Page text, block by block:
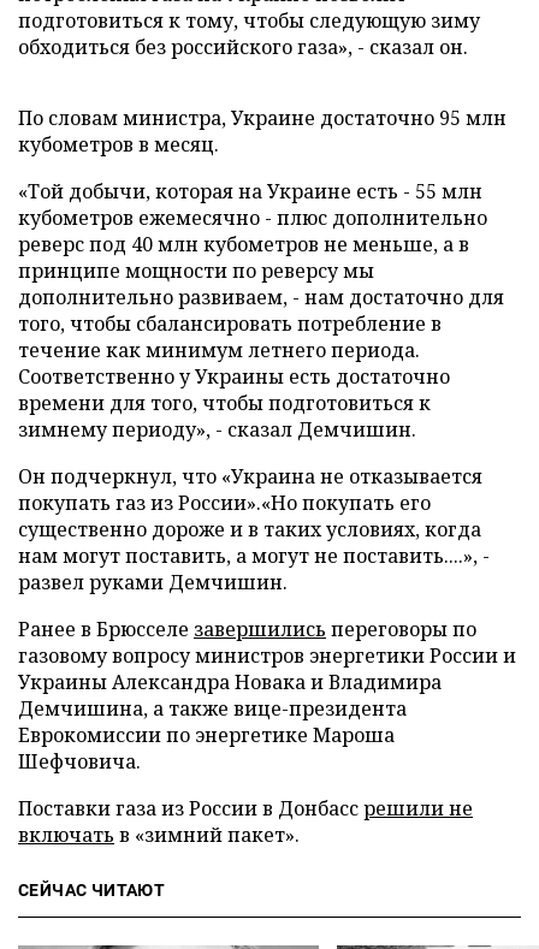
подготовиться к тому, чтобы следующую зиму
обходиться без российского газа», - сказал он.
По словам министра, Украине достаточно 95 млн
кубометров в месяц.
«Той добычи, которая на Украине есть - 55 млн
кубометров ежемесячно - плюс дополнительно
реверс под 40 млн кубометров не меньше, а в
принципе мощности по реверсу мы
дополнительно развиваем, - нам достаточно для
того, чтобы сбалансировать потребление в
течение как минимум летнего периода.
Соответственно у Украины есть достаточно
времени для того, чтобы подготовиться к
зимнему периоду», - сказал Демчишин.
Он подчеркнул, что «Украина не отказывается
покупать газ из России».«Но покупать его
существенно дороже и в таких условиях, когда
нам могут поставить, а могут не поставить....», -
развел руками Демчишин.
Ранее в Брюсселе завершились переговоры по
газовому вопросу министров энергетики России и
Украины Александра Новака и Владимира
Демчишина, а также вице-президента
Еврокомиссии по энергетике Мароша
Шефчовича.
Поставки газа из России в Донбассрешили не
включать в «зимний пакет».
СЕЙЧАС ЧИТАЮТ